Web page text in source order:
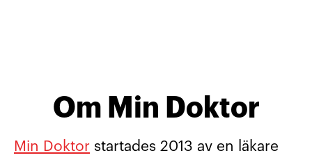
Om Min Doktor
Min Doktor startades 2013 av en läkare